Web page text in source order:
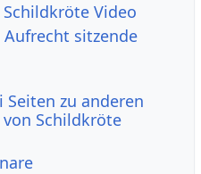
Video
sitzende
Seiten zu anderen
Schildkröte